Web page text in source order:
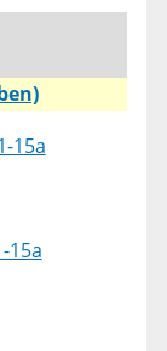
15a
15a